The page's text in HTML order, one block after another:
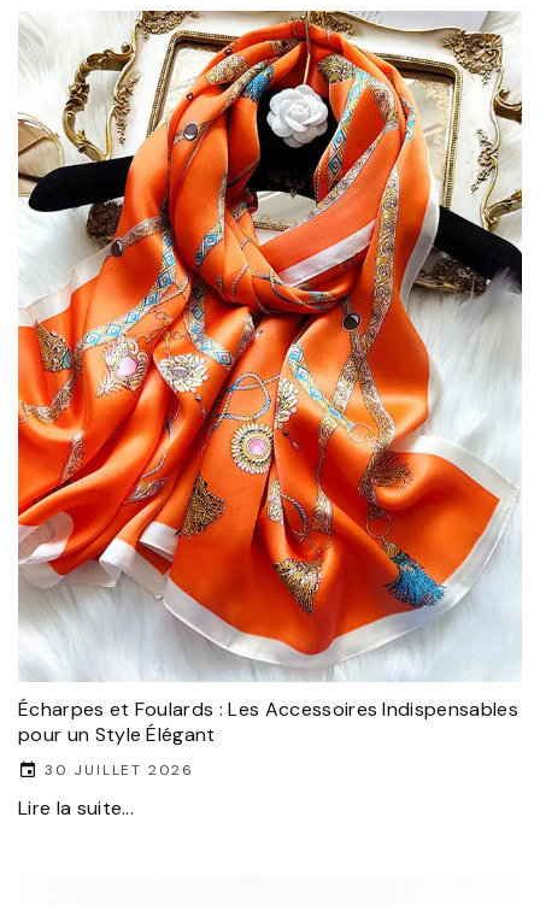
Écharpes et Foulards : Les Accessoires Indispensables
pour un Style Élégant
30 JUILLET 2026
Lire la suite...